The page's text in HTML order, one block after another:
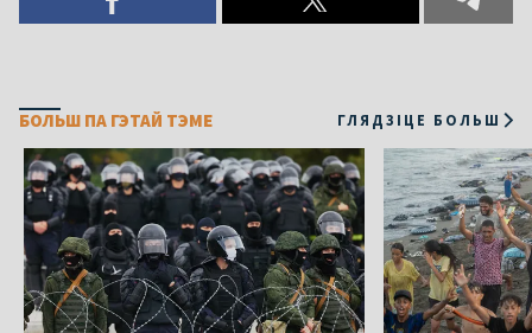
БОЛЬШ ПА ГЭТАЙ ТЭМЕ ГЛЯДЗІЦЕ БОЛЬШ